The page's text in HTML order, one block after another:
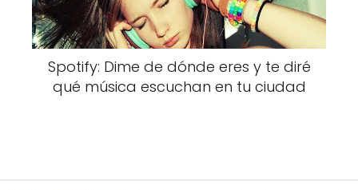
Spotify: Dime de dónde eres y te diré
qué música escuchan en tu ciudad